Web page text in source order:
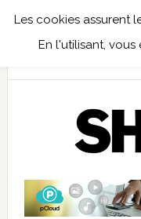
Les cookies assurent
En l'utilisant,